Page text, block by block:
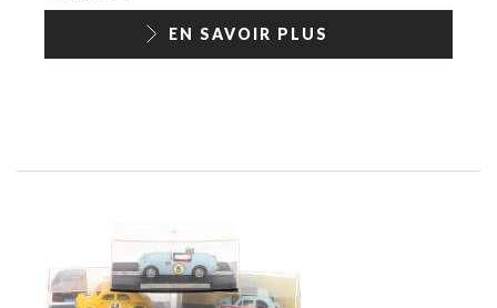
EN SAVOIR PLUS